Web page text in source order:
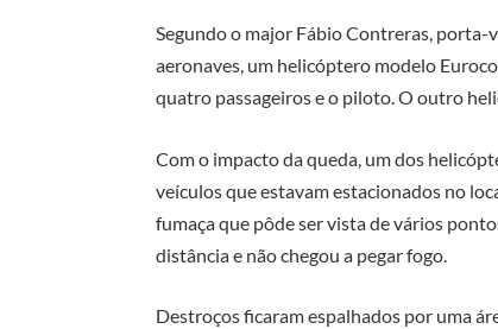
Segundo o major Fábio Contreras, porta-
aeronaves, um helicóptero modelo
quatro passageiros e o piloto. O outro
Com o impacto da queda, um dos
veículos que estavam estacionados no
fumaça que pôde ser vista de vários
distância e não chegou a pegar fogo.
Destroços ficaram espalhados por uma